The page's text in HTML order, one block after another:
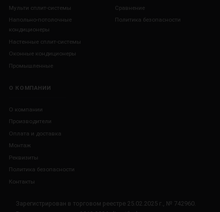
Мульти сплит-системы
Напольно-потолочные
кондиционеры
Настенные сплит-системы
Оконные кондиционеры
Промышленные
Сравнение
Политика безопасности
О КОМПАНИИ
О компании
Производители
Оплата и доставка
Монтаж
Реквизиты
Политика безопасности
Контакты
Зарегистрирован в торговом реестре 25.02.2025 г., № 742960.